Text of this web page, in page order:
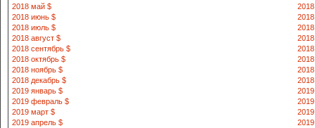
2018 май $
2018 июнь $
2018 июль $
2018 август $
2018
2018 сентябрь $
2018 октябрь $
2018 ноябрь $
2018 декабрь $
2019 январь $
2019 февраль $
2019 март $
2019 апрель $